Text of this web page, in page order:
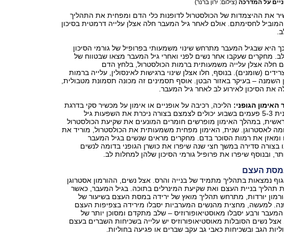
על המדרכה (צילום: ירון ברנר)
את ההיצמדות של הכולסטרול לדופנות כלי הדם ומפחית את התהליך
לחסימתם. אולם לאחר גיל המעבר חלה אצלן עלייה דרמטית בסיכון
היא שבגיל המעבר מתרחש שינוי משמעותי בפרופיל של גורמי הסיכון
מחקרים שעקבו אחר נשים לפני ואחרי גיל המעבר מצאו שבטווח של
חלה אצלן עלייה משמעותית ברמות הכולסטרול, בלחץ הדם
ובטריגליצרידים (שומנים‭.(‬ בנוסף, חלו אצלן שינוי ברגישות לאינסולין, עלייה ברמות
השמנה – בעיקר באזור הבטן. אוסף תסמינים זה מכונה תסמונת מטבולית,
את הסיכון לאירוע לב לאחר גיל המעבר.
האימון הגופני: הליכה, רכיבה על אופניים או אימון על מכשיר סקי בדרגת
קושי בינונית ‭5-3‬ פעמים בשבוע יכולים לצמצם בצורה ניכרת את השפעות גיל
במהלך האימון מופרשים חומרים המונעים את שקיעת הכולסטרול
לאסטרוגן. שנית, האימון מפחית משמעותית את הכולסטרול, מוריד את
את רמות הסוכר בדם. מחקרים מראים שנשים בגיל המעבר
בצורה סדירה במשך חצי שנה שיפרו את כושרן הגופני בדומה לנשים
ובנוסף שיפרו את פרופיל גורמי הסיכון שלהן למחלות לב.
העצם
נמצאות בתהליך מתמיד של בנייה והרס. אצל נשים, ההורמון אסטרוגן
תהליך בניית העצם ואת שקיעת המינרלים בתוכה. בגיל המעבר, כאשר
יורדות, מתרחש תהליך מואץ של ירידה במסת העצם בשיעור של
בשנה. למעשה, מחצית מהנשים המערביות יסבלו מירידה בצפיפות העצם
המעבר ורבע יסבלו מאוסטיאופורוזיס – שלב מתקדם ומסוכן יותר של
נשים הסובלות מאוסטיאופורוזיס יש עלייה בשכיחות השברים בעצם
הגב ובשכיחות כאבי גב עקב שברים או פגיעה בחוליות.